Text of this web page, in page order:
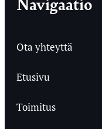
Ota yhteyttä
Etusivu
Toimitus